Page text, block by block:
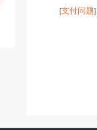
[支付问题]